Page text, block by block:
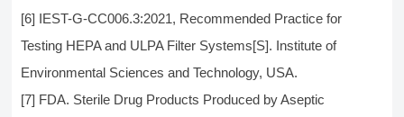
[6] IEST-G-CC006.3:2021, Recommended Practice for
Testing HEPA and ULPA Filter Systems[S]. Institute of
Environmental Sciences and Technology, USA.
[7] FDA. Sterile Drug Products Produced by Aseptic